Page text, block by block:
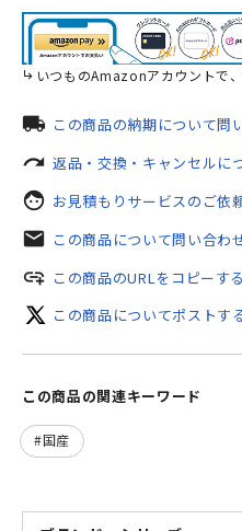
いつものAmazonアカウントで
local_shipping この商品の納期について問
redo 返品・交換・キャンセルに
face お見積もりサービスのご依
mail この商品について問い合わ
add_link この商品のURLをコピーする
この商品についてポストす
この商品の関連キーワード
国産